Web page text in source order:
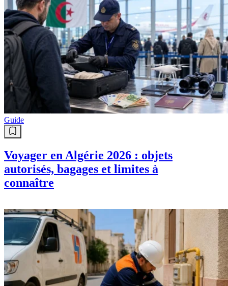
Guide
Voyager en Algérie 2026 : objets
autorisés, bagages et limites à
connaître